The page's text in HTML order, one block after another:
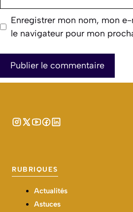
Enregistrer mon nom, mon
le navigateur pour mon
RUBRIQUES
Actualités
Astuces